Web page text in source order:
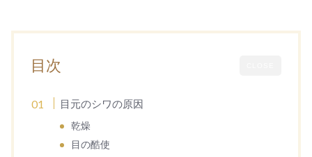
目次
目元のシワの原因
乾燥
目の酷使